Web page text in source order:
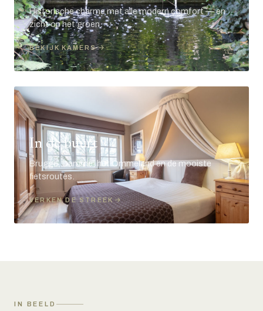
Historische charme met alle modern comfort — en
zicht op het groen.
BEKIJK KAMERS
In de buurt
Brugge, Damme, het Ommeland en de mooiste
fietsroutes.
VERKEN DE STREEK
IN BEELD